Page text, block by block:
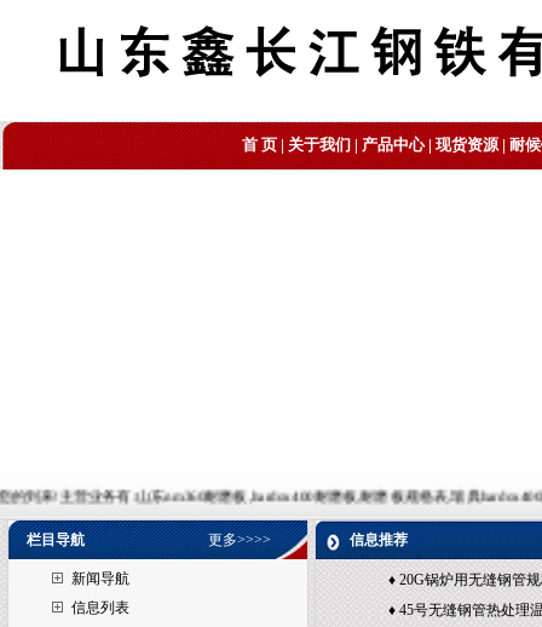
首 页|关于我们|产品中心|现货资源|耐
来!主营业务有:山东nm360耐磨板,hardox400耐磨板,耐磨板规格表,瑞典
栏目导航 更多>>>>
新闻导航
信息列表
信息推荐
♦ 20G锅炉用无缝钢管
缝钢管理论重量表
♦ 45号无缝钢管热处理